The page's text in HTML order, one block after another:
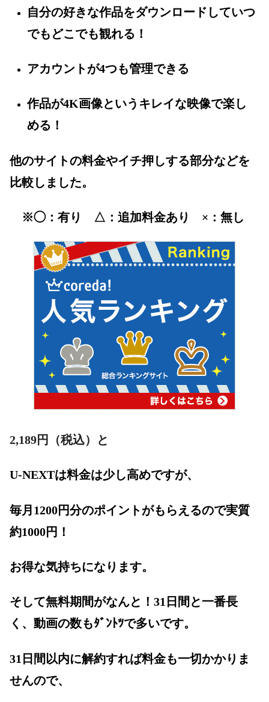
自分の好きな作品をダウンロードしていつ
でもどこでも観れる！
アカウントが4つも管理できる
作品が4K画像というキレイな映像で楽し
める！
他のサイトの料金やイチ押しする部分などを
比較しました。
※◯：有り △：追加料金あり ×：無し
2,189円（税込）と
U-NEXTは料金は少し高めですが、
毎月1200円分のポイントがもらえるので実質
約1000円！
お得な気持ちになります。
そして無料期間がなんと！31日間と一番長
く、動画の数もﾀﾞﾝﾄﾂで多いです。
31日間以内に解約すれば料金も一切かかりま
せんので、